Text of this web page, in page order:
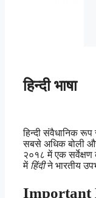
हिन्दी भाषा
हिन्दी संवैधानिक
सबसे अधिक बोली
२०१८ में एक
में हिंदीने भारतीय
Important